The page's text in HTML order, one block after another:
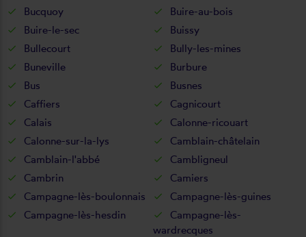
Bucquoy
Buire-au-bois
Buire-le-sec
Buissy
Bullecourt
Bully-les-mines
Buneville
Burbure
Bus
Busnes
Caffiers
Cagnicourt
Calais
Calonne-ricouart
Calonne-sur-la-lys
Camblain-châtelain
Camblain-l'abbé
Cambligneul
Cambrin
Camiers
Campagne-lès-boulonnais
Campagne-lès-guines
Campagne-lès-hesdin
Campagne-lès-
wardrecques